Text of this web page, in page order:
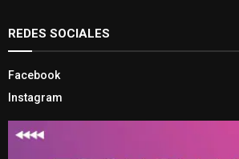
REDES SOCIALES
Facebook
Instagram